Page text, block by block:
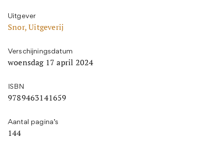
Uitgever
Snor, Uitgeverij
Verschijningsdatum
woensdag 17 april 2024
ISBN
9789463141659
Aantal pagina’s
144